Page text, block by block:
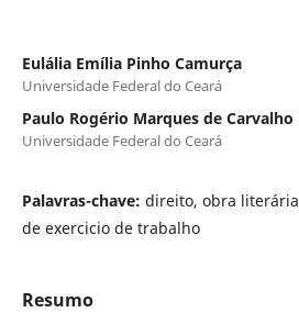
Eulália Emília Pinho Camurça
Universidade Federal do Ceará
Paulo Rogério Marques de Carvalho
Universidade Federal do Ceará
Palavras-chave: direito, obra
de exercicio de trabalho
Resumo